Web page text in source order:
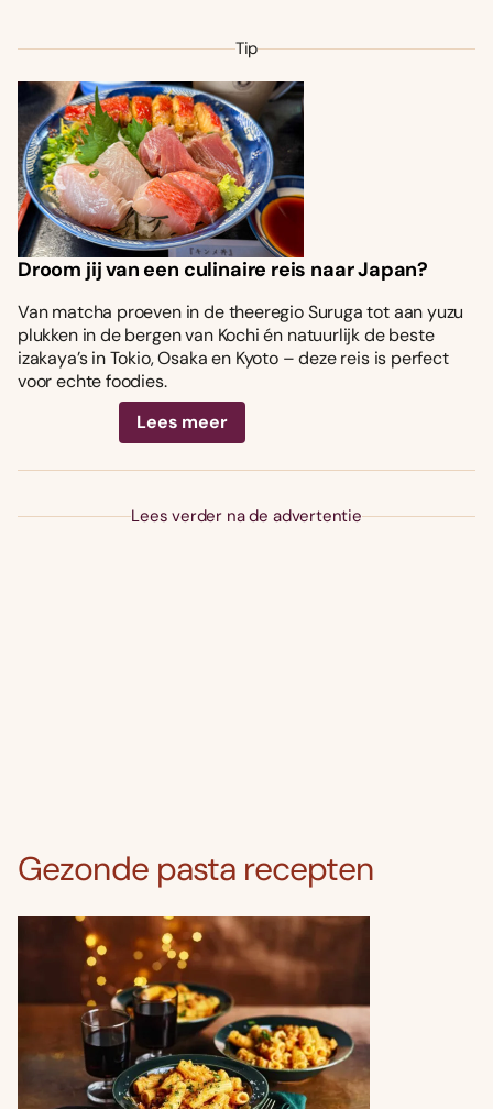
Tip
Droom jij van een culinaire reis naar Japan?
Van matcha proeven in de theeregio Suruga tot aan yuzu
plukken in de bergen van Kochi én natuurlijk de beste
izakaya’s in Tokio, Osaka en Kyoto – deze reis is perfect
voor echte foodies.
Lees meer
Lees verder na de advertentie
Gezonde pasta recepten